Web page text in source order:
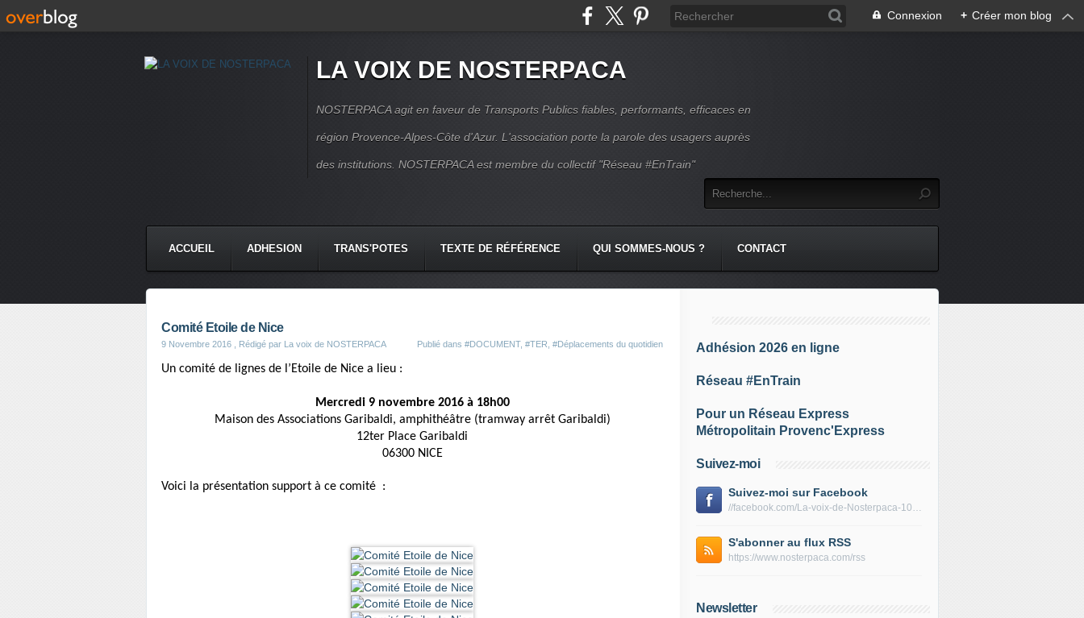
Connexion + Créer mon blog
LA VOIX DE NOSTERPACA
NOSTERPACA agit en faveur de Transports Publics fiables, performants, efficaces en
région Provence-Alpes-Côte d'Azur. L'association porte la parole des usagers auprès
des institutions. NOSTERPACA est membre du collectif "Réseau #EnTrain"
ACCUEIL ADHESION TRANS'POTES TEXTE DE RÉFÉRENCE QUI SOMMES-NOUS ? CONTACT
Comité Etoile de Nice
9 Novembre 2016 , Rédigé par La voix de NOSTERPACA Publié dans #DOCUMENT, #TER #Déplacements du quotidien
Un comité de lignes de l’Etoile de Nice a lieu :
Mercredi 9 novembre 2016 à 18h00
Maison des Associations Garibaldi, amphithéâtre (tramway arrêt Garibaldi)
12ter Place Garibaldi
06300 NICE
Voici la présentation support à ce comité :
Adhésion 2026 en ligne
Réseau #EnTrain
Pour un Réseau Express
Métropolitain Provenc'Express
Suivez-moi
Suivez-moi sur Facebook
//facebook.com/La-voix-de-Nosterpaca-106434384284735
S'abonner au flux RSS
https://www.nosterpaca.com/rss
Newsletter